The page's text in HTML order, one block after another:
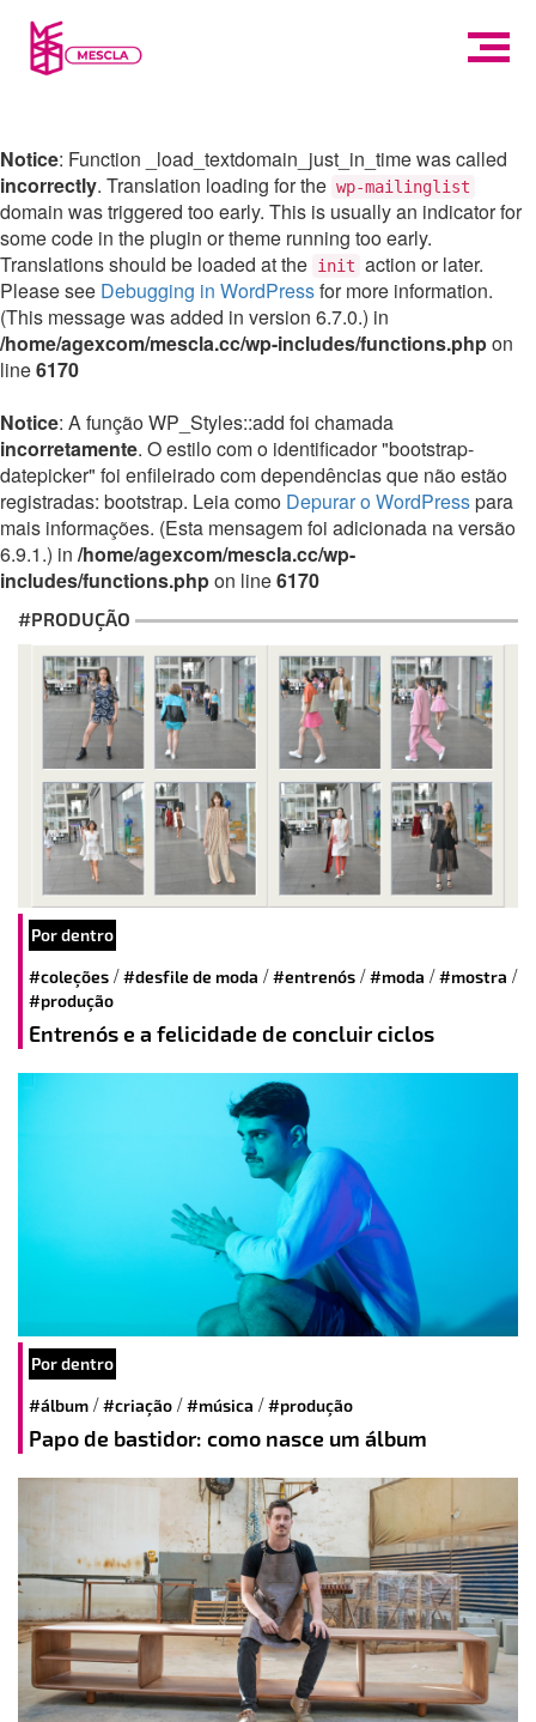
Notice: Function _load_textdomain_just_in_time was called
incorrectly. Translation loading for the wp-mailinglist
domain was triggered too early. This is usually an indicator for
some code in the plugin or theme running too early.
Translations should be loaded at the init action or later.
Please see Debugging in WordPressfor more information.
(This message was added in version 6.7.0.) in
/home/agexcom/mescla.cc/wp-includes/functions.phpon
line6170
Notice: A função WP_Styles::add foi chamada
incorretamente. O estilo com o identificador "bootstrap-
datepicker" foi enfileirado com dependências que não estão
registradas: bootstrap. Leia como Depurar o WordPresspara
mais informações. (Esta mensagem foi adicionada na versão
6.9.1.) in /home/agexcom/mescla.cc/wp-
includes/functions.phpon line6170
#PRODUÇÃO
Por dentro
#coleções /#desfile de moda /#entrenós /#moda /#mostra /
#produção
Entrenós e a felicidade de concluir ciclos
Por dentro
#álbum /#criação /#música /#produção
Papo de bastidor: como nasce um álbum